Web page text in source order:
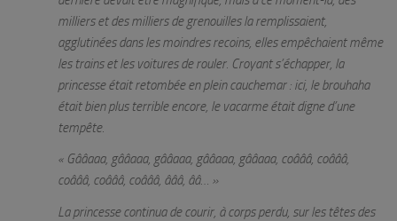
milliers et des milliers de grenouilles la remplissaient,
agglutinées dans les moindres recoins, elles empêchaient même
les trains et les voitures de rouler. Croyant s’échapper, la
princesse était retombée en plein cauchemar : ici, le brouhaha
était bien plus terrible encore, le vacarme était digne d’une
tempête.
« Gââaaa, gââaaa, gââaaa, gââaaa, gââaaa, coâââ, coâââ,
coâââ, coâââ, coâââ, âââ, ââ… »
La princesse continua de courir, à corps perdu, sur les têtes des